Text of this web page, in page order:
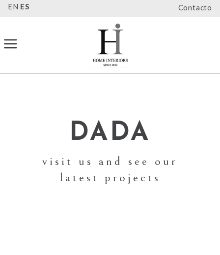
EN ES Contacto
DADA
visit us and see our
latest projects